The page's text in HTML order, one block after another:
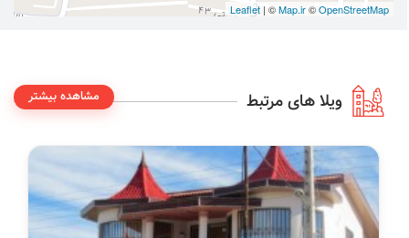
Leaflet | ©Map.ir©OpenStreetMap
ویلا های مرتبط مشاهده بیشتر